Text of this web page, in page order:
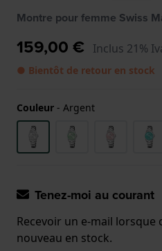
Montre pour femme Swiss
159,00 € Inclus 21%
● Bientôt de retour en stock
Couleur - Argent
Tenez-moi au courant
Recevoir un e-mail lorsque
nouveau en stock.